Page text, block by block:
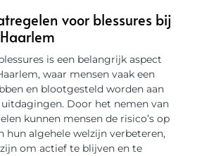
voor blessures bij
is een belangrijk aspect
waar mensen vaak een
en blootgesteld worden aan
Door het nemen van
kunnen mensen de risico’s op
hun algehele welzijn verbeteren,
om actief te blijven en te